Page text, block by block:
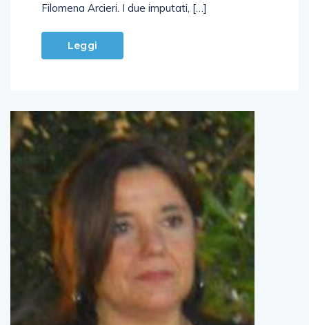
Filomena Arcieri. I due imputati, […]
Leggi